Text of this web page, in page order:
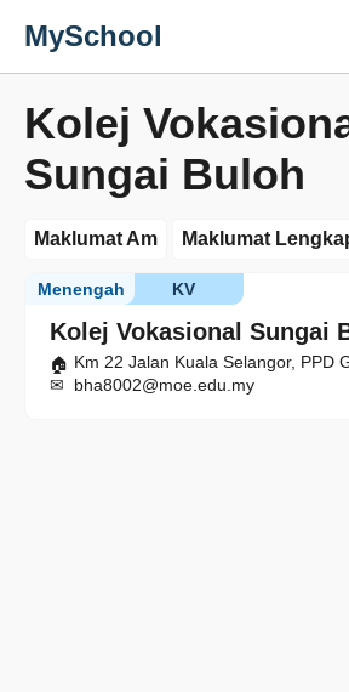
MySchool
Kolej
Sungai Buloh
Maklumat Am Maklumat
Kolej Vokasional Sungai
KV
Menengah
Km 22 Jalan Kuala Selangor, PPD
bha8002@moe.edu.my